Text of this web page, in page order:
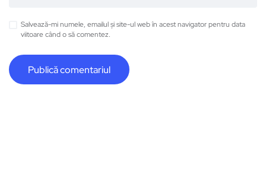
Salvează-mi numele, emailul și site-ul web în acest navigator pentru data
viitoare când o să comentez.